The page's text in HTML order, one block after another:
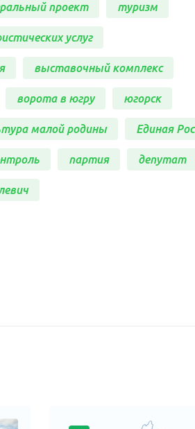
проект туризм
услуг
выставочный комплекс
ворота в югру югорск
малой родины Единая
партия депутат